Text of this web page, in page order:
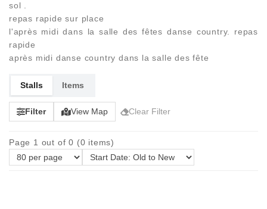
sol .
repas rapide sur place
l'après midi dans la salle des fêtes danse country. repas
rapide
après midi danse country dans la salle des fête
Stalls Items
Filter View Map Clear Filter
Page 1 out of 0 (0 items)